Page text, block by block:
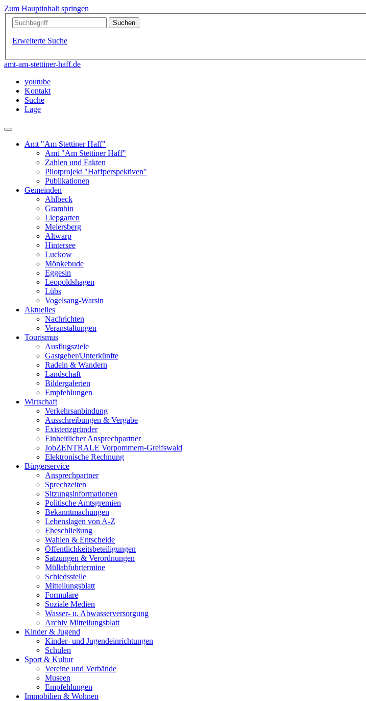
Zum Hauptinhalt springen
Erweiterte Suche
amt-am-stettiner-haff.de
youtube
Kontakt
Suche
Lage
Amt "Am Stettiner Haff"
Amt "Am Stettiner Haff"
Zahlen und Fakten
Pilotprojekt "Haffperspektiven"
Publikationen
Gemeinden
Ahlbeck
Grambin
Liepgarten
Meiersberg
Altwarp
Hintersee
Luckow
Mönkebude
Eggesin
Leopoldshagen
Lübs
Vogelsang-Warsin
Aktuelles
Nachrichten
Veranstaltungen
Tourismus
Ausflugsziele
Gastgeber/Unterkünfte
Radeln & Wandern
Landschaft
Bildergalerien
Empfehlungen
Wirtschaft
Verkehrsanbindung
Ausschreibungen & Vergabe
Existenzgründer
Einheitlicher Ansprechpartner
JobZENTRALE Vorpommern-Greifswald
Elektronische Rechnung
Bürgerservice
Ansprechpartner
Sprechzeiten
Sitzungsinformationen
Politische Amtsgremien
Bekanntmachungen
Lebenslagen von A-Z
Eheschließung
Wahlen & Entscheide
Öffentlichkeitsbeteiligungen
Satzungen & Verordnungen
Müllabfuhrtermine
Schiedsstelle
Mitteilungsblatt
Formulare
Soziale Medien
Wasser- u. Abwasserversorgung
Archiv Mitteilungsblatt
Kinder & Jugend
Kinder- und Jugendeinrichtungen
Schulen
Sport & Kultur
Vereine und Verbände
Museen
Empfehlungen
Immobilien & Wohnen